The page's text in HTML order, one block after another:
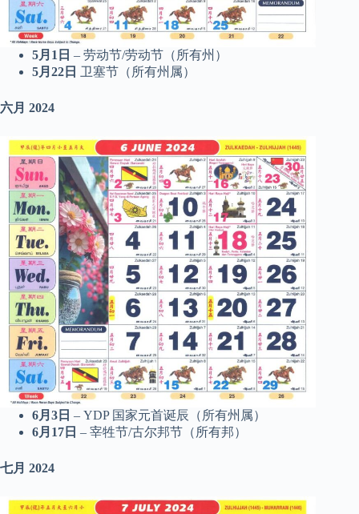
5月1日 – 劳动节/劳动节（所有州）
5月22日 卫塞节（所有州属）
六月 2024
6月3日 – YDP 国家元首诞辰（所有州属）
6月17日 – 宰牲节/古尔邦节（所有邦）
七月 2024